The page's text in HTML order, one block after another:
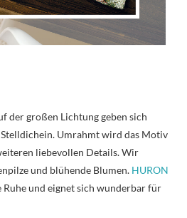
der großen Lichtung geben sich
Umrahmt wird das Motiv
liebevollen Details. Wir
und blühende Blumen. HURON
Ruhe und eignet sich wunderbar für